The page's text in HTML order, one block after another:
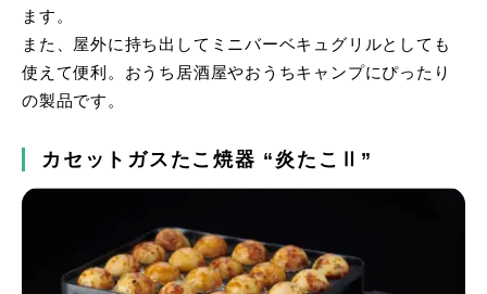
ます。
また、屋外に持ち出してミニバーベキュグリルとしても
使えて便利。おうち居酒屋やおうちキャンプにぴったり
の製品です。
カセットガスたこ焼器 “炎たこⅡ”